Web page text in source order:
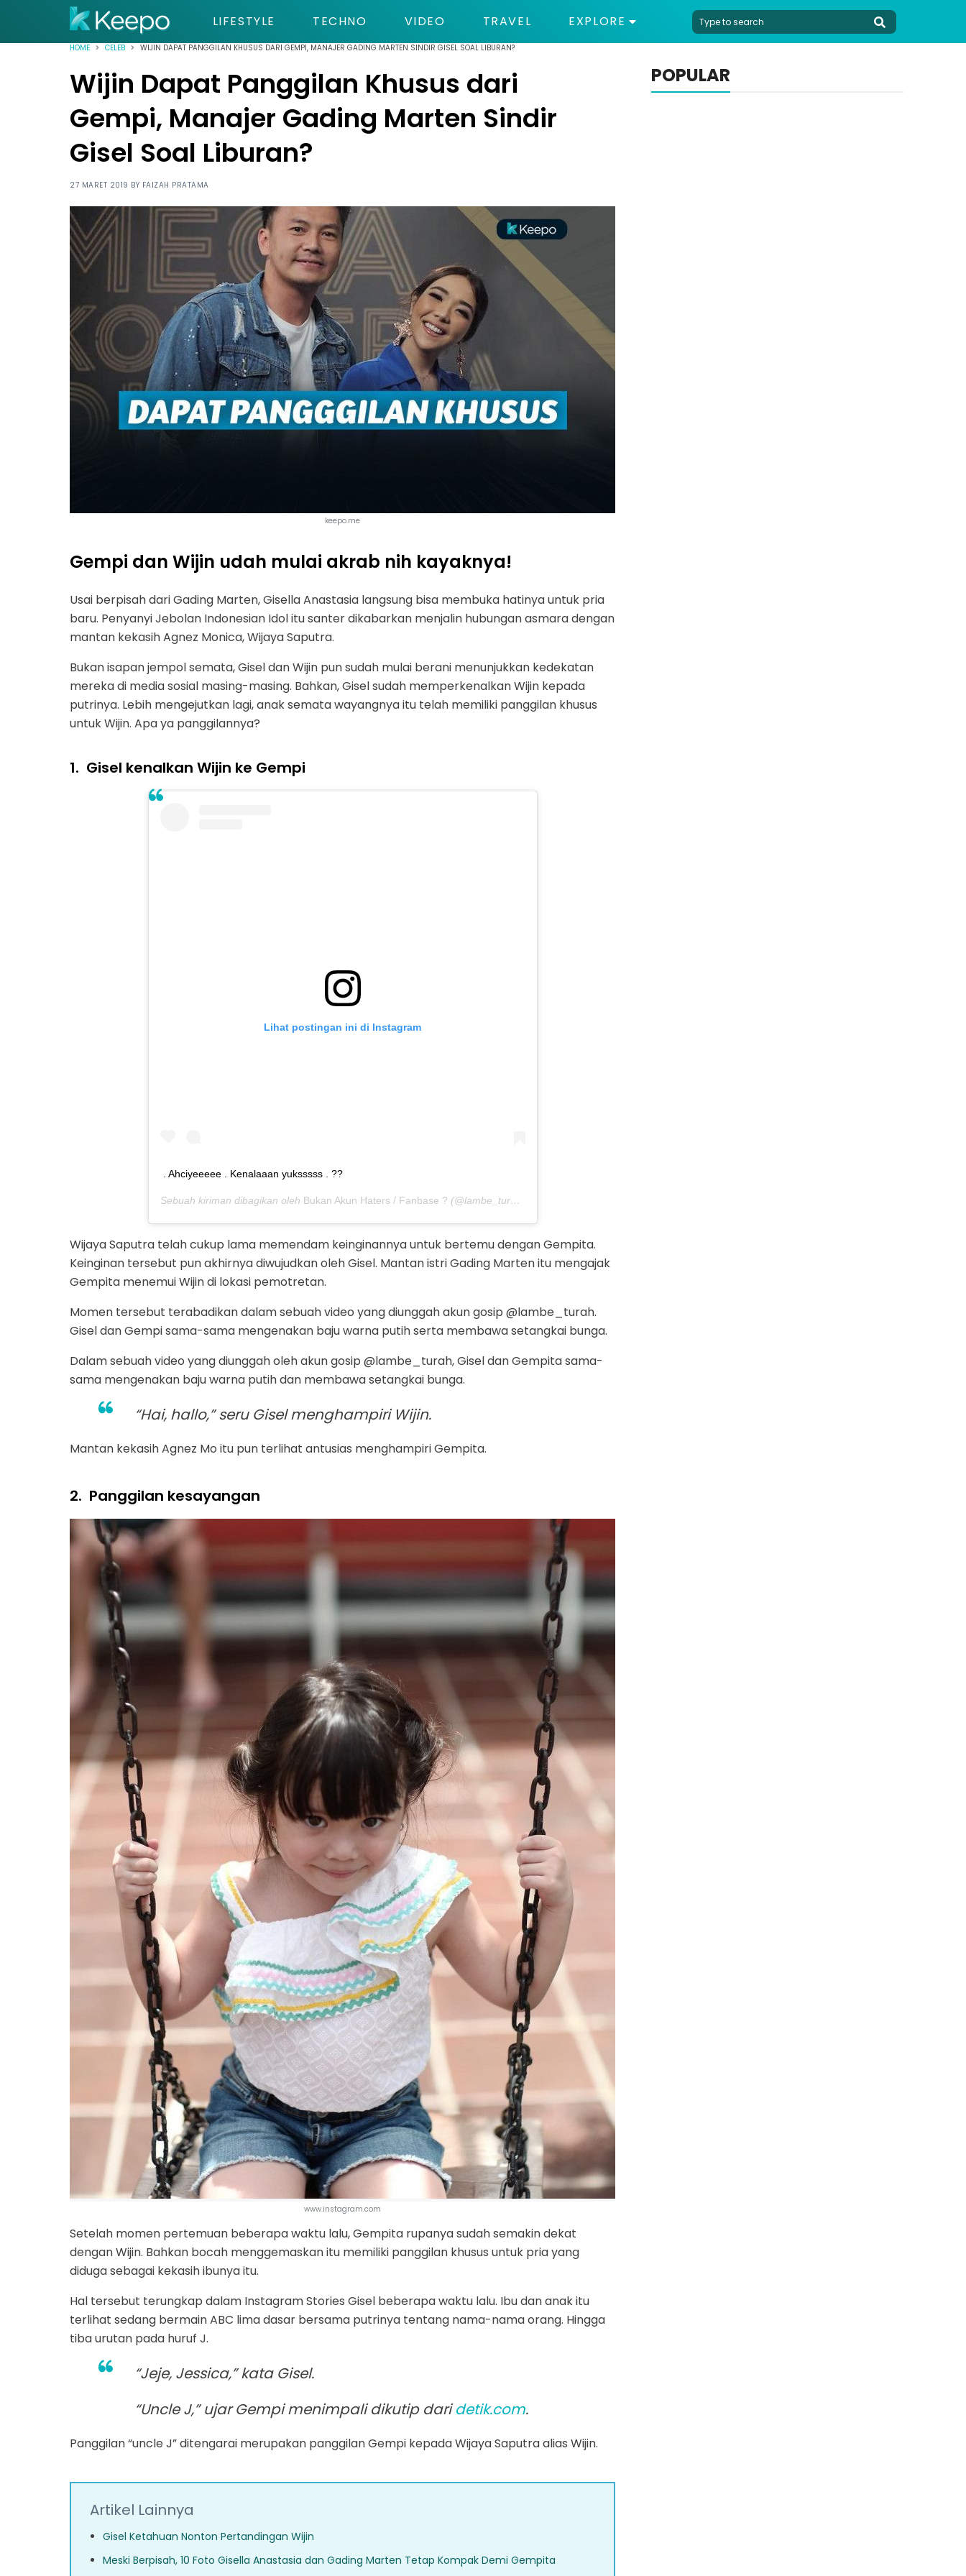
LIFESTYLE TECHNO VIDEO TRAVEL EXPLORE
HOME CELEB WIJIN DAPAT PANGGILAN KHUSUS DARI GEMPI, MANAJER GADING MARTEN SINDIR GISEL SOAL LIBURAN?
Wijin Dapat Panggilan Khusus dari
Gempi, Manajer Gading Marten Sindir
Gisel Soal Liburan?
27 MARET 2019 BY FAIZAH PRATAMA
keepo.me
Gempi dan Wijin udah mulai akrab nih kayaknya!
Usai berpisah dari Gading Marten, Gisella Anastasia langsung bisa membuka hatinya untuk pria
baru. Penyanyi Jebolan Indonesian Idol itu santer dikabarkan menjalin hubungan asmara dengan
mantan kekasih Agnez Monica, Wijaya Saputra.
Bukan isapan jempol semata, Gisel dan Wijin pun sudah mulai berani menunjukkan kedekatan
mereka di media sosial masing-masing. Bahkan, Gisel sudah memperkenalkan Wijin kepada
putrinya. Lebih mengejutkan lagi, anak semata wayangnya itu telah memiliki panggilan khusus
untuk Wijin. Apa ya panggilannya?
1. Gisel kenalkan Wijin ke Gempi
Lihat postingan ini di Instagram
. Ahciyeeeee . Kenalaaan yuksssss . ??
Sebuah kiriman dibagikan oleh Bukan Akun Haters / Fanbase ? (@lambe_turah) pada
Wijaya Saputra telah cukup lama memendam keinginannya untuk bertemu dengan Gempita.
Keinginan tersebut pun akhirnya diwujudkan oleh Gisel. Mantan istri Gading Marten itu mengajak
Gempita menemui Wijin di lokasi pemotretan.
Momen tersebut terabadikan dalam sebuah video yang diunggah akun gosip @lambe_turah.
Gisel dan Gempi sama-sama mengenakan baju warna putih serta membawa setangkai bunga.
Dalam sebuah video yang diunggah oleh akun gosip @lambe_turah, Gisel dan Gempita sama-
sama mengenakan baju warna putih dan membawa setangkai bunga.
“Hai, hallo,” seru Gisel menghampiri Wijin.
Mantan kekasih Agnez Mo itu pun terlihat antusias menghampiri Gempita.
2. Panggilan kesayangan
www.instagram.com
Setelah momen pertemuan beberapa waktu lalu, Gempita rupanya sudah semakin dekat
dengan Wijin. Bahkan bocah menggemaskan itu memiliki panggilan khusus untuk pria yang
diduga sebagai kekasih ibunya itu.
Hal tersebut terungkap dalam Instagram Stories Gisel beberapa waktu lalu. Ibu dan anak itu
terlihat sedang bermain ABC lima dasar bersama putrinya tentang nama-nama orang. Hingga
tiba urutan pada huruf J.
“Jeje, Jessica,” kata Gisel.
“Uncle J,” ujar Gempi menimpali dikutip daridetik.com.
Panggilan “uncle J” ditengarai merupakan panggilan Gempi kepada Wijaya Saputra alias Wijin.
Artikel Lainnya
Gisel Ketahuan Nonton Pertandingan Wijin
Meski Berpisah, 10 Foto Gisella Anastasia dan Gading Marten Tetap Kompak Demi Gempita
POPULAR